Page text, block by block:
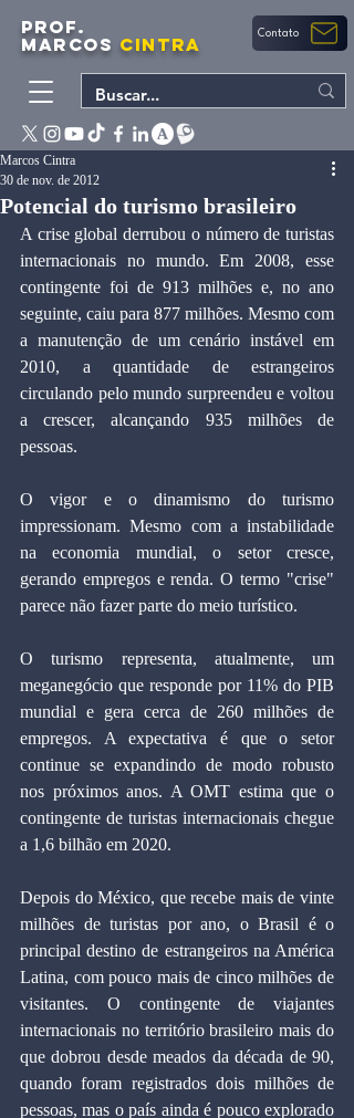
PROF.
MARCOS CINTRA Contato
Potencial do turismo brasileiro
Marcos Cintra
30 de nov. de 2012
A crise global derrubou o número de turistas
internacionais no mundo. Em 2008, esse
contingente foi de 913 milhões e, no ano
seguinte, caiu para 877 milhões. Mesmo com
a manutenção de um cenário instável em
2010, a quantidade de estrangeiros
circulando pelo mundo surpreendeu e voltou
a crescer, alcançando 935 milhões de
pessoas.
O vigor e o dinamismo do turismo
impressionam. Mesmo com a instabilidade
na economia mundial, o setor cresce,
gerando empregos e renda. O termo "crise"
parece não fazer parte do meio turístico.
O turismo representa, atualmente, um
meganegócio que responde por 11% do PIB
mundial e gera cerca de 260 milhões de
empregos. A expectativa é que o setor
continue se expandindo de modo robusto
nos próximos anos. A OMT estima que o
contingente de turistas internacionais chegue
a 1,6 bilhão em 2020.
Depois do México, que recebe mais de vinte
milhões de turistas por ano, o Brasil é o
principal destino de estrangeiros na América
Latina, com pouco mais de cinco milhões de
visitantes. O contingente de viajantes
internacionais no território brasileiro mais do
que dobrou desde meados da década de 90,
quando foram registrados dois milhões de
pessoas, mas o país ainda é pouco explorado